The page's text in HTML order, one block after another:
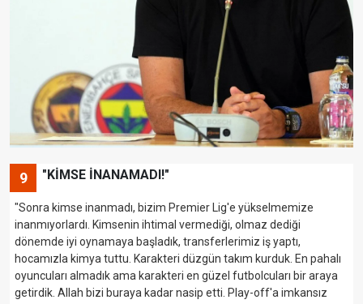
9 "KİMSE İNANAMADI!"
"Sonra kimse inanmadı, bizim Premier Lig'e yükselmemize
inanmıyorlardı. Kimsenin ihtimal vermediği, olmaz dediği
dönemde iyi oynamaya başladık, transferlerimiz iş yaptı,
hocamızla kimya tuttu. Karakteri düzgün takım kurduk. En pahalı
oyuncuları almadık ama karakteri en güzel futbolcuları bir araya
getirdik. Allah bizi buraya kadar nasip etti. Play-off'a imkansız